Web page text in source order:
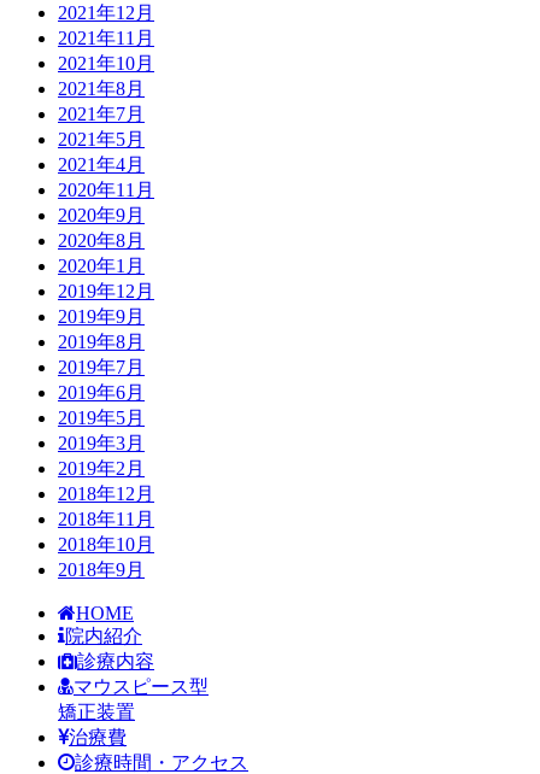
2021年12月
2021年11月
2021年10月
2021年8月
2021年7月
2021年5月
2021年4月
2020年11月
2020年9月
2020年8月
2020年1月
2019年12月
2019年9月
2019年8月
2019年7月
2019年6月
2019年5月
2019年3月
2019年2月
2018年12月
2018年11月
2018年10月
2018年9月
HOME
院内紹介
診療内容
マウスピース型
矯正装置
治療費
診療時間・アクセス